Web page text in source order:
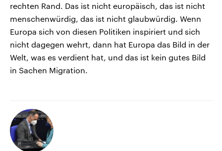
rechten Rand. Das ist nicht europäisch, das ist nicht
menschenwürdig, das ist nicht glaubwürdig. Wenn
Europa sich von diesen Politiken inspiriert und sich
nicht dagegen wehrt, dann hat Europa das Bild in der
Welt, was es verdient hat, und das ist kein gutes Bild
in Sachen Migration.